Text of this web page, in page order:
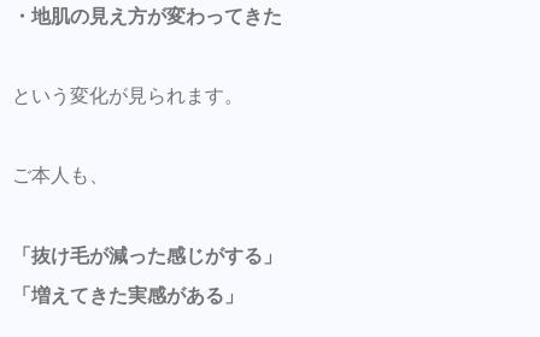
・地肌の見え方が変わってきた
という変化が見られます。
ご本人も、
「抜け毛が減った感じがする」
「増えてきた実感がある」